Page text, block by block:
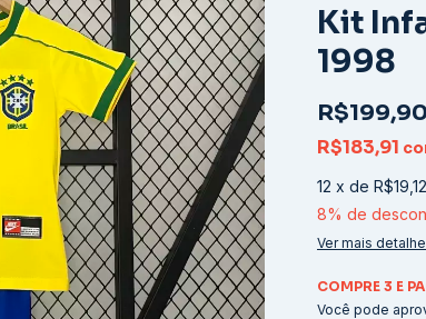
Kit
1998
R$199,90
R$183,91
12 x de R$19,12
8% de
Ver mais
COMPRE 3 E
Você pode